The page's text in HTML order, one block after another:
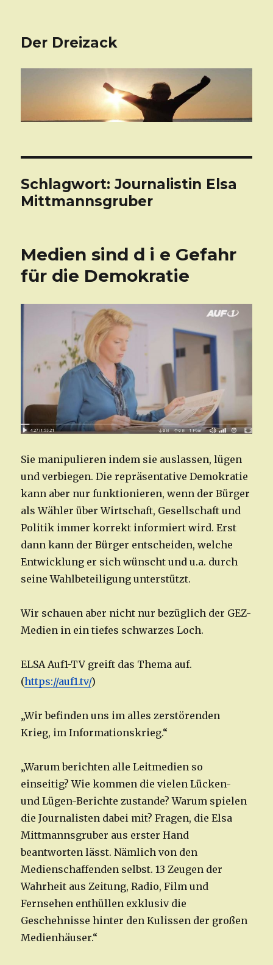
Der Dreizack
Schlagwort: Journalistin Elsa
Mittmannsgruber
Medien sind d i e Gefahr
für die Demokratie
Sie manipulieren indem sie auslassen, lügen
und verbiegen. Die repräsentative Demokratie
kann aber nur funktionieren, wenn der Bürger
als Wähler über Wirtschaft, Gesellschaft und
Politik immer korrekt informiert wird. Erst
dann kann der Bürger entscheiden, welche
Entwicklung er sich wünscht und u.a. durch
seine Wahlbeteiligung unterstützt.
Wir schauen aber nicht nur bezüglich der GEZ-
Medien in ein tiefes schwarzes Loch.
ELSA Auf1-TV greift das Thema auf.
(https://auf1.tv/)
„Wir befinden uns im alles zerstörenden
Krieg, im Informationskrieg.“
„Warum berichten alle Leitmedien so
einseitig? Wie kommen die vielen Lücken-
und Lügen-Berichte zustande? Warum spielen
die Journalisten dabei mit? Fragen, die Elsa
Mittmannsgruber aus erster Hand
beantworten lässt. Nämlich von den
Medienschaffenden selbst. 13 Zeugen der
Wahrheit aus Zeitung, Radio, Film und
Fernsehen enthüllen exklusiv die
Geschehnisse hinter den Kulissen der großen
Medienhäuser.“